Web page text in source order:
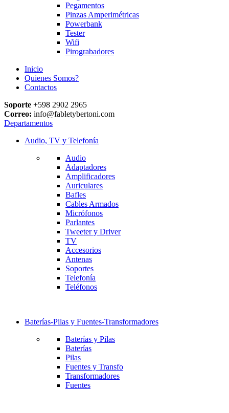
Pegamentos
Pinzas Amperimétricas
Powerbank
Tester
Wifi
Pirograbadores
Inicio
Quienes Somos?
Contactos
Soporte +598 2902 2965
Correo: info@fabletybertoni.com
Departamentos
Audio, TV y Telefonía
Audio
Adaptadores
Amplificadores
Auriculares
Bafles
Cables Armados
Micrófonos
Parlantes
Tweeter y Driver
TV
Accesorios
Antenas
Soportes
Telefonía
Teléfonos
Baterías-Pilas y Fuentes-Transformadores
Baterías y Pilas
Baterías
Pilas
Fuentes y Transfo
Transformadores
Fuentes